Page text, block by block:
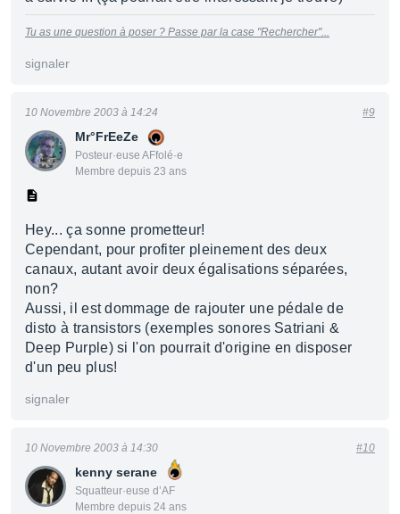
Tu as une question à poser ? Passe par la case "Rechercher"...
signaler
Mr°FrEeZe
Posteur·euse AFfolé·e
Membre depuis 23 ans
10 Novembre 2003 à 14:24 #9
Hey... ça sonne prometteur!
Cependant, pour profiter pleinement des deux
canaux, autant avoir deux égalisations séparées,
non?
Aussi, il est dommage de rajouter une pédale de
disto à transistors (exemples sonores Satriani &
Deep Purple) si l'on pourrait d'origine en disposer
d'un peu plus!
signaler
kenny serane
Squatteur·euse d’AF
Membre depuis 24 ans
10 Novembre 2003 à 14:30 #10